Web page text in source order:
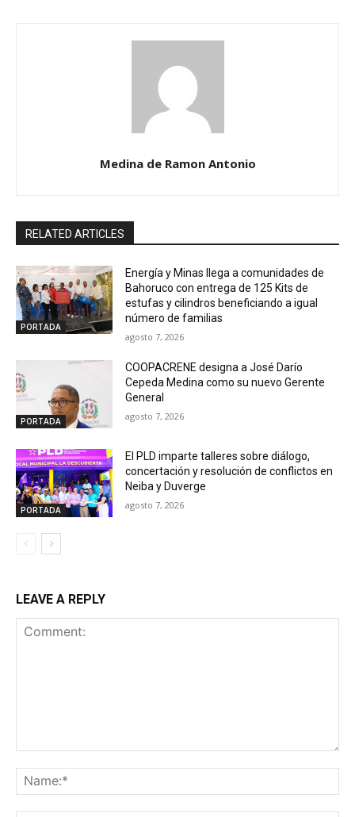
Medina de Ramon Antonio
RELATED ARTICLES
PORTADA
Energía y Minas llega a comunidades de
Bahoruco con entrega de 125 Kits de
estufas y cilindros beneficiando a igual
número de familias
agosto 7, 2026
PORTADA
COOPACRENE designa a José Darío
Cepeda Medina como su nuevo Gerente
General
agosto 7, 2026
PORTADA
El PLD imparte talleres sobre diálogo,
concertación y resolución de conflictos en
Neiba y Duverge
agosto 7, 2026
LEAVE A REPLY